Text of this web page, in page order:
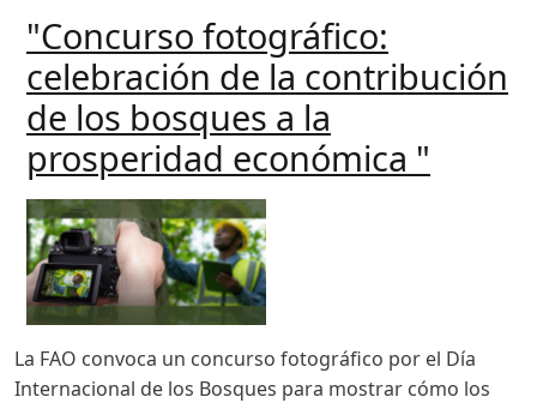
"Concurso fotográfico:
celebración de la contribución
de los bosques a la
prosperidad económica "
La FAO convoca un concurso fotográfico por el Día
Internacional de los Bosques para mostrar cómo los